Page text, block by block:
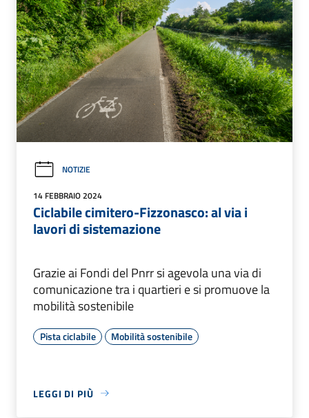
NOTIZIE
14 FEBBRAIO 2024
Ciclabile cimitero-Fizzonasco: al via i
lavori di sistemazione
Grazie ai Fondi del Pnrr si agevola una via di
comunicazione tra i quartieri e si promuove la
mobilità sostenibile
Pista ciclabile Mobilità sostenibile
LEGGI DI PIÙ